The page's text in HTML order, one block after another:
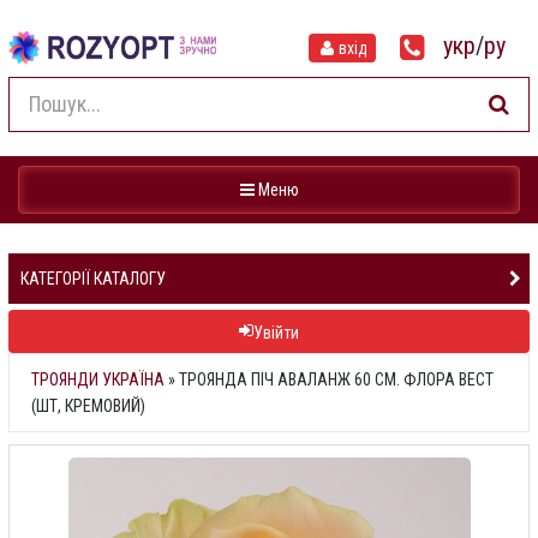
вхід укр/ру
Навігація
Меню
КАТЕГОРІЇ КАТАЛОГУ
Увійти
ТРОЯНДИ УКРАЇНА »ТРОЯНДА ПІЧ АВАЛАНЖ 60 СМ. ФЛОРА ВЕСТ
(ШТ, КРЕМОВИЙ)